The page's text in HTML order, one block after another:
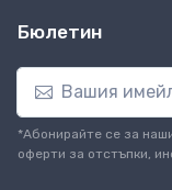
Бюлетин
*Абонирайте се за
оферти за отстъпки,